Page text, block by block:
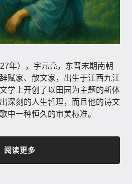
年）​，字元亮，东晋末期南朝
赋家、散文家，出生于江西九江
学上开创了以田园为主题的新体
深刻的人生哲理，而且他的诗文
中一种恒久的审美标准。
阅读更多